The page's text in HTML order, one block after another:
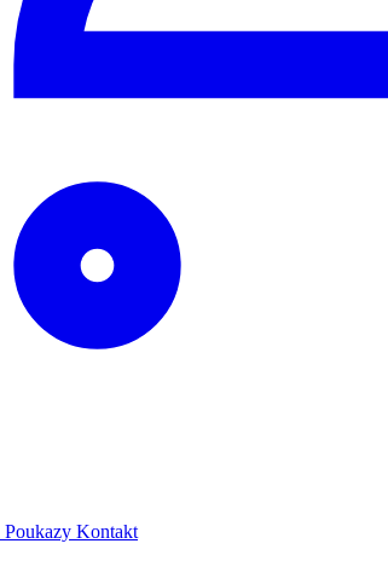
Poukazy Kontakt